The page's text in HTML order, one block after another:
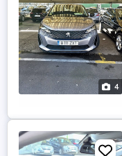
4